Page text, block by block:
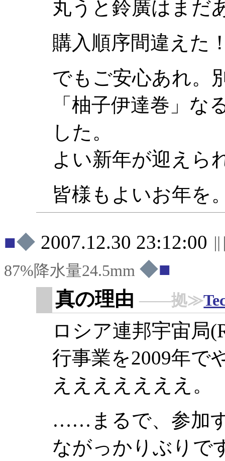
丸うと鈴廣はまだ
購入順序間違えた
でもご安心あれ。
「柚子伊達巻」な
した。
よい新年が迎えら
皆様もよいお年を
◆ 2007.12.30 23:12:00
87%降水量24.5mm ◆
真の理由――拠≫
ロシア連邦宇宙局
行事業を2009年で
えええええええ。
……まるで、参加
ながっかりぶりで